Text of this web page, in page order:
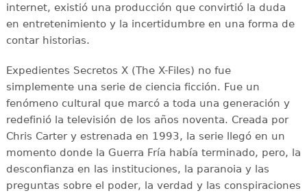
internet, existió una producción que convirtió la duda
en entretenimiento y la incertidumbre en una forma de
contar historias.
Expedientes Secretos X (The X-Files) no fue
simplemente una serie de ciencia ficción. Fue un
fenómeno cultural que marcó a toda una generación y
redefinió la televisión de los años noventa. Creada por
Chris Carter y estrenada en 1993, la serie llegó en un
momento donde la Guerra Fría había terminado, pero, la
desconfianza en las instituciones, la paranoia y las
preguntas sobre el poder, la verdad y las conspiraciones